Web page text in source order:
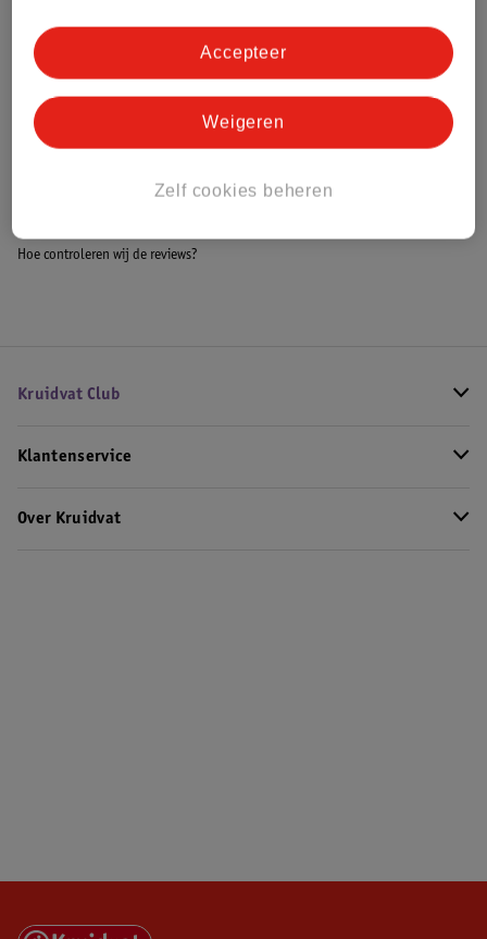
Bestel & Bezorginformatie
Bekijk ook
Alle Babycreme
Hoe controleren wij de reviews?
Kruidvat Club
Klantenservice
Over Kruidvat
Zelf cookies beheren
Weigeren
Accepteer